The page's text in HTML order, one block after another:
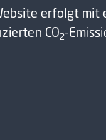
erfolgt mit
CO2-